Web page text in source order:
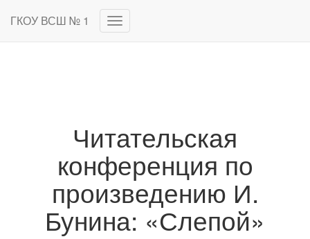
ГКОУ ВСШ № 1
Переключить
навигацию
Читательская
конференция по
произведению И.
Бунина: «Слепой»